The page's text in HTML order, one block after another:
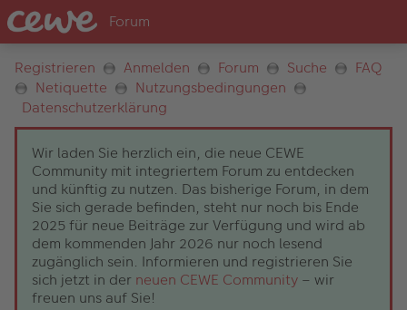
Registrieren Anmelden Forum Suche
FAQ
Netiquette
Nutzungsbedingungen
Datenschutzerklärung
Wir laden Sie herzlich ein, die neue CEWE
Community mit integriertem Forum zu entdecken
und künftig zu nutzen. Das bisherige Forum, in dem
Sie sich gerade befinden, steht nur noch bis Ende
2025 für neue Beiträge zur Verfügung und wird ab
dem kommenden Jahr 2026 nur noch lesend
zugänglich sein. Informieren und registrieren Sie
sich jetzt in der neuen CEWE Community – wir
freuen uns auf Sie!